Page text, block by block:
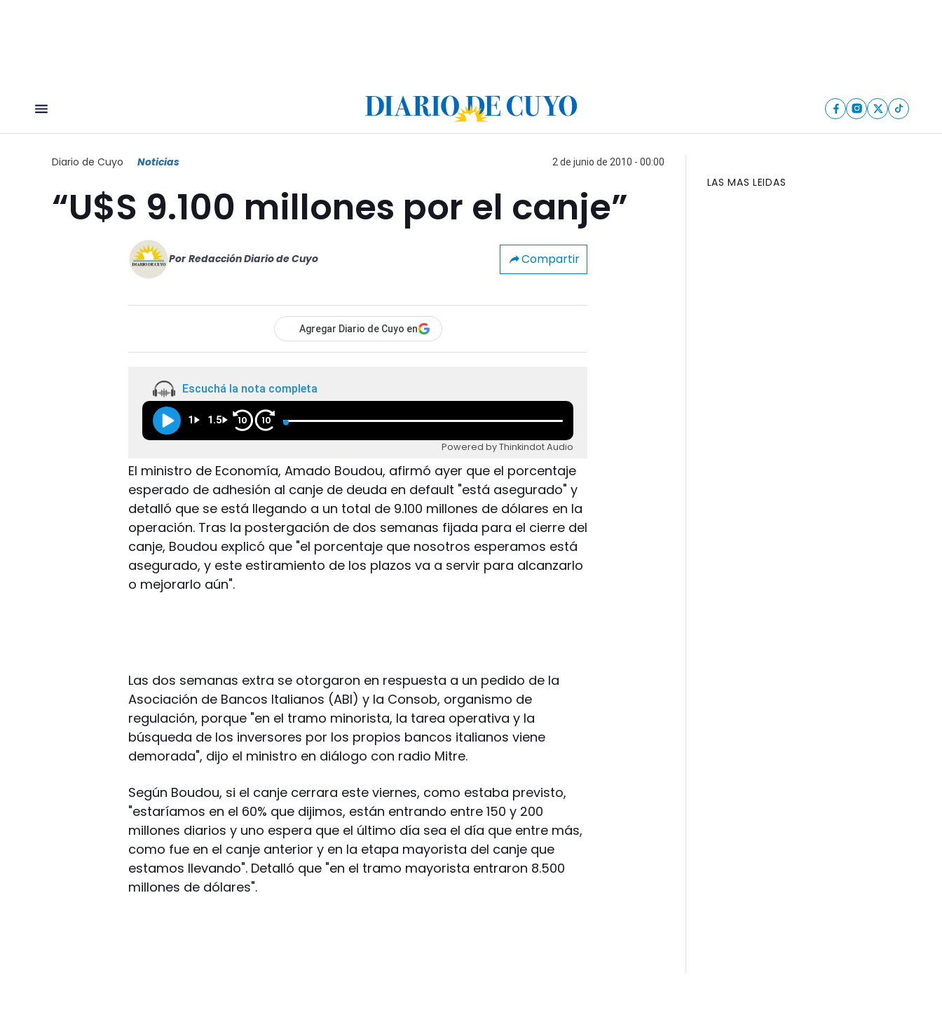
Diario de Cuyo Noticias 2 de junio de 2010 - 00:00
“U$S 9.100 millones por el canje”
Por Redacción Diario de Cuyo Compartir
Agregar Diario de Cuyo en
Escuchá la nota completa
1 1.5 10 10
Powered by Thinkindot Audio
El ministro de Economía, Amado Boudou, afirmó ayer que el porcentaje
esperado de adhesión al canje de deuda en default "está asegurado" y
detalló que se está llegando a un total de 9.100 millones de dólares en la
operación. Tras la postergación de dos semanas fijada para el cierre del
canje, Boudou explicó que "el porcentaje que nosotros esperamos está
asegurado, y este estiramiento de los plazos va a servir para alcanzarlo
o mejorarlo aún".
Las dos semanas extra se otorgaron en respuesta a un pedido de la
Asociación de Bancos Italianos (ABI) y la Consob, organismo de
regulación, porque "en el tramo minorista, la tarea operativa y la
búsqueda de los inversores por los propios bancos italianos viene
demorada", dijo el ministro en diálogo con radio Mitre.
Según Boudou, si el canje cerrara este viernes, como estaba previsto,
"estaríamos en el 60% que dijimos, están entrando entre 150 y 200
millones diarios y uno espera que el último día sea el día que entre más,
como fue en el canje anterior y en la etapa mayorista del canje que
estamos llevando". Detalló que "en el tramo mayorista entraron 8.500
millones de dólares".
LAS MAS LEIDAS